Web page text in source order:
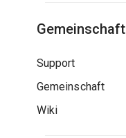
Gemeinschaft
Support
Gemeinschaft
Wiki